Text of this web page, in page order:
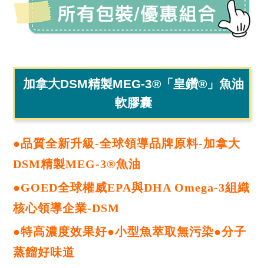
加拿大DSM精製MEG-3®「皇鑽®」魚油
軟膠囊
●品質全新升級-全球領導品牌原料-加拿大
DSM精製MEG-3®魚油
●GOED全球權威EPA與DHA Omega-3組織
核心領導企業-DSM
●特高濃度效果好●小型魚萃取無污染●分子
蒸餾好味道